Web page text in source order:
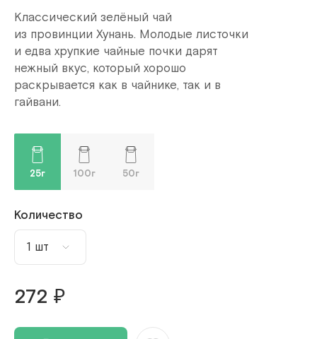
Классический зелёный чай
из провинции Хунань. Молодые листочки
и едва хрупкие чайные почки дарят
нежный вкус, который хорошо
раскрывается как в чайнике, так и в
гайвани.
25г 100г 50г
Количество
1 шт
272 ₽